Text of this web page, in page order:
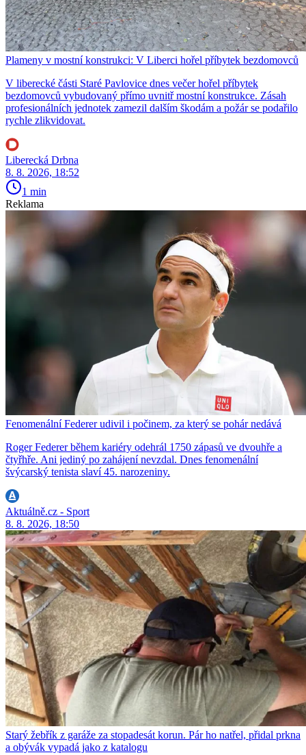
Plameny v mostní konstrukci: V Liberci hořel příbytek bezdomovců
V liberecké části Staré Pavlovice dnes večer hořel příbytek
bezdomovců vybudovaný přímo uvnitř mostní konstrukce. Zásah
profesionálních jednotek zamezil dalším škodám a požár se podařilo
rychle zlikvidovat.
Liberecká Drbna
8. 8. 2026, 18:52
1 min
Reklama
Fenomenální Federer udivil i počinem, za který se pohár nedává
Roger Federer během kariéry odehrál 1750 zápasů ve dvouhře a
čtyřhře. Ani jediný po zahájení nevzdal. Dnes fenomenální
švýcarský tenista slaví 45. narozeniny.
Aktuálně.cz - Sport
8. 8. 2026, 18:50
Starý žebřík z garáže za stopadesát korun. Pár ho natřel, přidal prkna
a obývák vypadá jako z katalogu